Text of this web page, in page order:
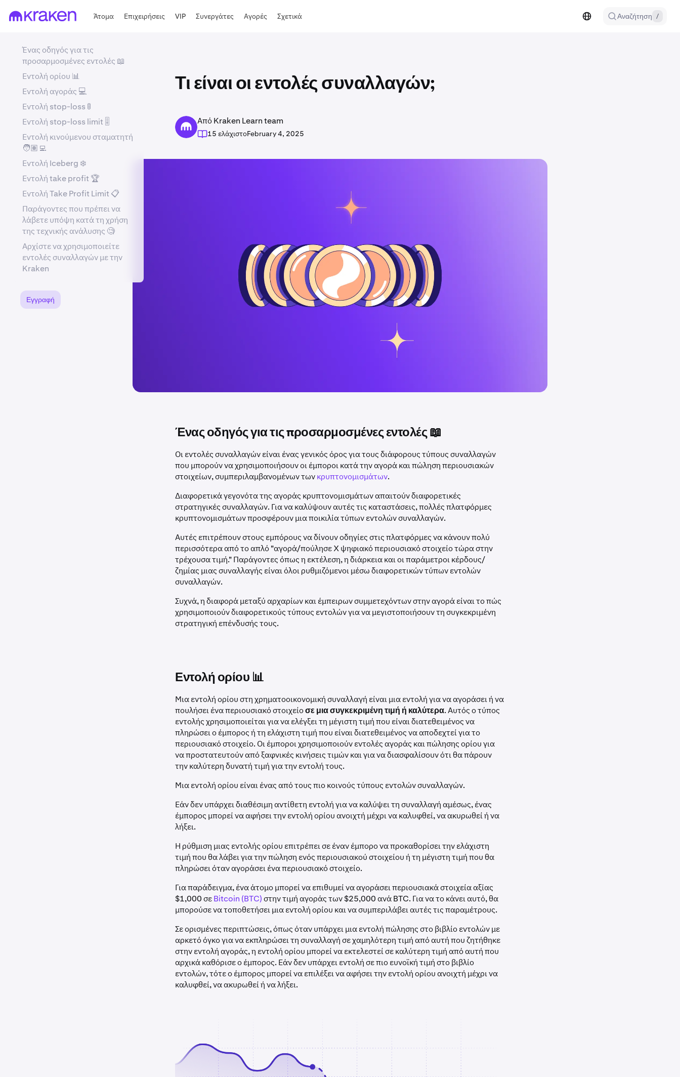
Άτομα Επιχειρήσεις VIP Συνεργάτες Αγορές Σχετικά Αναζήτηση /
Τι είναι οι εντολές συναλλαγών;
Από Kraken Learn team
15 ελάχιστοFebruary 4, 2025
Ένας οδηγός για τις προσαρμοσμένες εντολές 📖
Οι εντολές συναλλαγών είναι ένας γενικός όρος για τους διάφορους τύπους συναλλαγών
που μπορούν να χρησιμοποιήσουν οι έμποροι κατά την αγορά και πώληση περιουσιακών
στοιχείων, συμπεριλαμβανομένων τωνκρυπτονομισμάτων.
Διαφορετικά γεγονότα της αγοράς κρυπτονομισμάτων απαιτούν διαφορετικές
στρατηγικές συναλλαγών. Για να καλύψουν αυτές τις καταστάσεις, πολλές πλατφόρμες
κρυπτονομισμάτων προσφέρουν μια ποικιλία τύπων εντολών συναλλαγών.
Αυτές επιτρέπουν στους εμπόρους να δίνουν οδηγίες στις πλατφόρμες να κάνουν πολύ
περισσότερα από το απλό "αγορά/πούλησε X ψηφιακό περιουσιακό στοιχείο τώρα στην
τρέχουσα τιμή." Παράγοντες όπως η εκτέλεση, η διάρκεια και οι παράμετροι κέρδους/
ζημίας μιας συναλλαγής είναι όλοι ρυθμιζόμενοι μέσω διαφορετικών τύπων εντολών
συναλλαγών.
Συχνά, η διαφορά μεταξύ αρχαρίων και έμπειρων συμμετεχόντων στην αγορά είναι το πώς
χρησιμοποιούν διαφορετικούς τύπους εντολών για να μεγιστοποιήσουν τη συγκεκριμένη
στρατηγική επένδυσής τους.
Εντολή ορίου 📊
Μια εντολή ορίου στη χρηματοοικονομική συναλλαγή είναι μια εντολή για να αγοράσει ή να
πουλήσει ένα περιουσιακό στοιχείοσε μια συγκεκριμένη τιμή ή καλύτερα. Αυτός ο τύπος
εντολής χρησιμοποιείται για να ελέγξει τη μέγιστη τιμή που είναι διατεθειμένος να
πληρώσει ο έμπορος ή τη ελάχιστη τιμή που είναι διατεθειμένος να αποδεχτεί για το
περιουσιακό στοιχείο. Οι έμποροι χρησιμοποιούν εντολές αγοράς και πώλησης ορίου για
να προστατευτούν από ξαφνικές κινήσεις τιμών και για να διασφαλίσουν ότι θα πάρουν
την καλύτερη δυνατή τιμή για την εντολή τους.
Μια εντολή ορίου είναι ένας από τους πιο κοινούς τύπους εντολών συναλλαγών.
Εάν δεν υπάρχει διαθέσιμη αντίθετη εντολή για να καλύψει τη συναλλαγή αμέσως, ένας
έμπορος μπορεί να αφήσει την εντολή ορίου ανοιχτή μέχρι να καλυφθεί, να ακυρωθεί ή να
λήξει.
Η ρύθμιση μιας εντολής ορίου επιτρέπει σε έναν έμπορο να προκαθορίσει την ελάχιστη
τιμή που θα λάβει για την πώληση ενός περιουσιακού στοιχείου ή τη μέγιστη τιμή που θα
πληρώσει όταν αγοράσει ένα περιουσιακό στοιχείο.
Για παράδειγμα, ένα άτομο μπορεί να επιθυμεί να αγοράσει περιουσιακά στοιχεία αξίας
$1,000 σεBitcoin (BTC)στην τιμή αγοράς των $25,000 ανά BTC. Για να το κάνει αυτό, θα
μπορούσε να τοποθετήσει μια εντολή ορίου και να συμπεριλάβει αυτές τις παραμέτρους.
Σε ορισμένες περιπτώσεις, όπως όταν υπάρχει μια εντολή πώλησης στο βιβλίο εντολών με
αρκετό όγκο για να εκπληρώσει τη συναλλαγή σε χαμηλότερη τιμή από αυτή που ζητήθηκε
στην εντολή αγοράς, η εντολή ορίου μπορεί να εκτελεστεί σε καλύτερη τιμή από αυτή που
αρχικά καθόρισε ο έμπορος. Εάν δεν υπάρχει εντολή σε πιο ευνοϊκή τιμή στο βιβλίο
εντολών, τότε ο έμπορος μπορεί να επιλέξει να αφήσει την εντολή ορίου ανοιχτή μέχρι να
καλυφθεί, να ακυρωθεί ή να λήξει.
Ένας οδηγός για τις
προσαρμοσμένες εντολές 📖
Εντολή ορίου 📊
Εντολή αγοράς 💻
Εντολή stop-loss 🚦
Εντολή stop-loss limit 🎚️
Εντολή κινούμενου σταματητή
🧑🏽‍💻
Εντολή Iceberg ❄️
Εντολή take profit 🏆
Εντολή Take Profit Limit 📋
Παράγοντες που πρέπει να
λάβετε υπόψη κατά τη χρήση
της τεχνικής ανάλυσης 🧐
Αρχίστε να χρησιμοποιείτε
εντολές συναλλαγών με την
Kraken
Εγγραφή